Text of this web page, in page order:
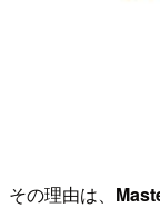
その理由は、